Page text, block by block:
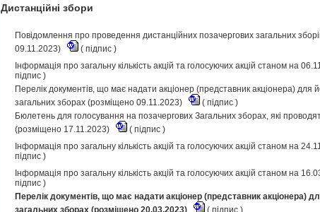
Дистанційні збори
Повідомлення про проведення дистанційних позачергових загальних
09.11.2023)
( підпис )
Інформація про загальну кількість акцій та голосуючих акцій станом на
підпис )
Перелік документів, що має надати акціонер (представник акціонера) для
загальних зборах (розміщено 09.11.2023)
( підпис )
Бюлетень для голосування на позачергових Загальних зборах, які
(розміщено 17.11.2023)
( підпис )
Інформація про загальну кількість акцій та голосуючих акцій станом на
підпис )
Інформація про загальну кількість акцій та голосуючих акцій станом на
підпис )
Перелік документів, що має надати акціонер (представник акціонера)
загальних зборах (розміщено 20.03.2023)
( підпис )